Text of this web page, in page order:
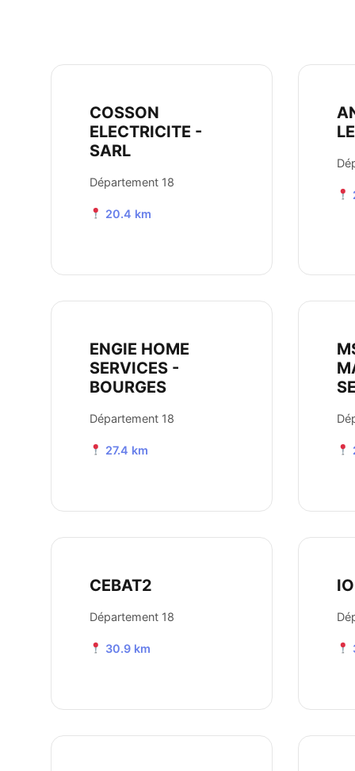
COSSON
ELECTRICITE -
SARL
Département 18
20.4 km
ENGIE HOME
SERVICES -
BOURGES
Département 18
27.4 km
CEBAT2
Département 18
30.9 km